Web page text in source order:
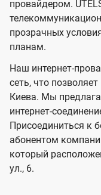
s
и
д
е
н
и
я
провайдером.
прозрачных
планам.
Наш интернет-
сеть, что
Киева. Мы
интернет-
Присоединиться к
абонентом
который
ул., 6.